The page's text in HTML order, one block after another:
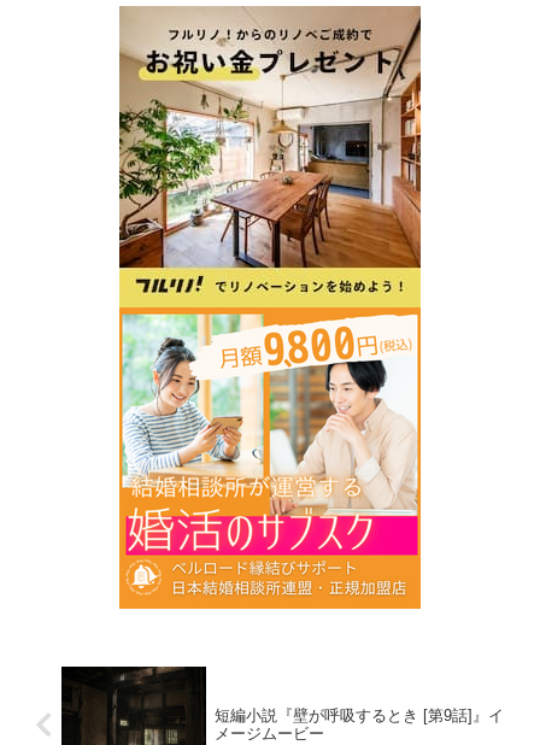
短編小説『壁が呼吸するとき [第9話]』イ
メージムービー